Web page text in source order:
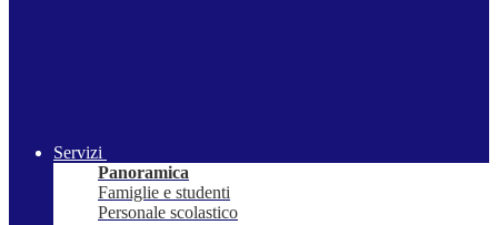
Servizi
Panoramica
Famiglie e studenti
Personale scolastico